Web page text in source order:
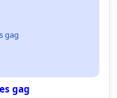
gag
gag